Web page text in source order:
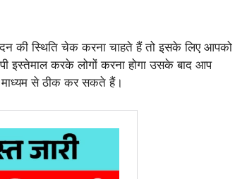
स्थिति चेक करना चाहते हैं तो इसके लिए आपको
इस्तेमाल करके लोगों करना होगा उसके बाद आप
से ठीक कर सकते हैं।